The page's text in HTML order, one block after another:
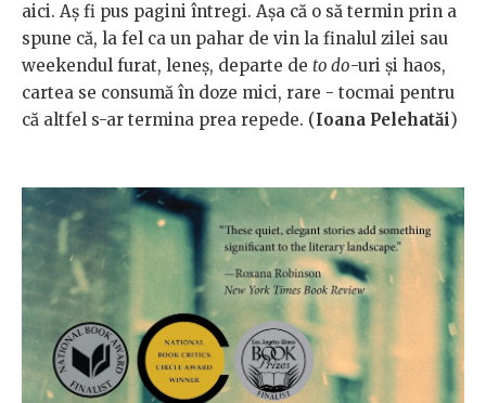
aici. Aș fi pus pagini întregi. Așa că o să termin prin a
spune că, la fel ca un pahar de vin la finalul zilei sau
weekendul furat, leneș, departe de to do-uri și haos,
cartea se consumă în doze mici, rare - tocmai pentru
că altfel s-ar termina prea repede. (Ioana Pelehatăi)